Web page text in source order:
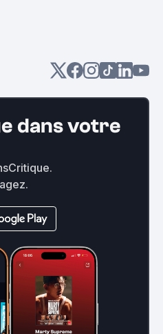
dans votre